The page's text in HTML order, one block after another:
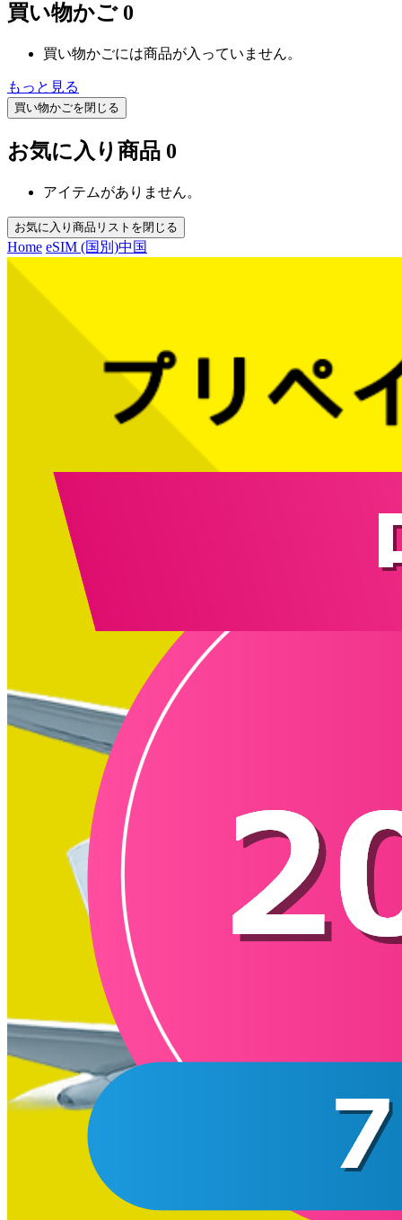
買い物かご 0
買い物かごには商品が入っていません。
もっと見る
買い物かごを閉じる
お気に入り商品 0
アイテムがありません。
お気に入り商品リストを閉じる
Home eSIM (国別)中国